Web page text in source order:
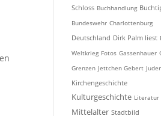
Schloss Buchhandlung
Bundeswehr Charlottenburg
Deutschland Dirk Palm liest
Weltkrieg Fotos Gassenhauer
Grenzen Jettchen Gebert
Kirchengeschichte
Kulturgeschichte Literatur
Mittelalter Stadtbild